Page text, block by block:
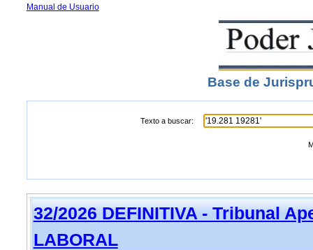
Manual de Usuario
Base de
Texto a buscar:
32/2026 DEFINITIVA - Tribunal
LABORAL